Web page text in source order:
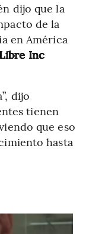
dijo que la
de la
en América
Inc
dijo
tienen
que eso
hasta